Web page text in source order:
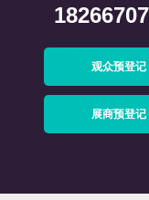
观众预登记
展商预登记